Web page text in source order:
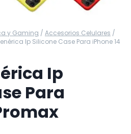
y Gaming / Accesorios Celulares /
Ip Silicone Case Para iPhone 14
Ip
Para